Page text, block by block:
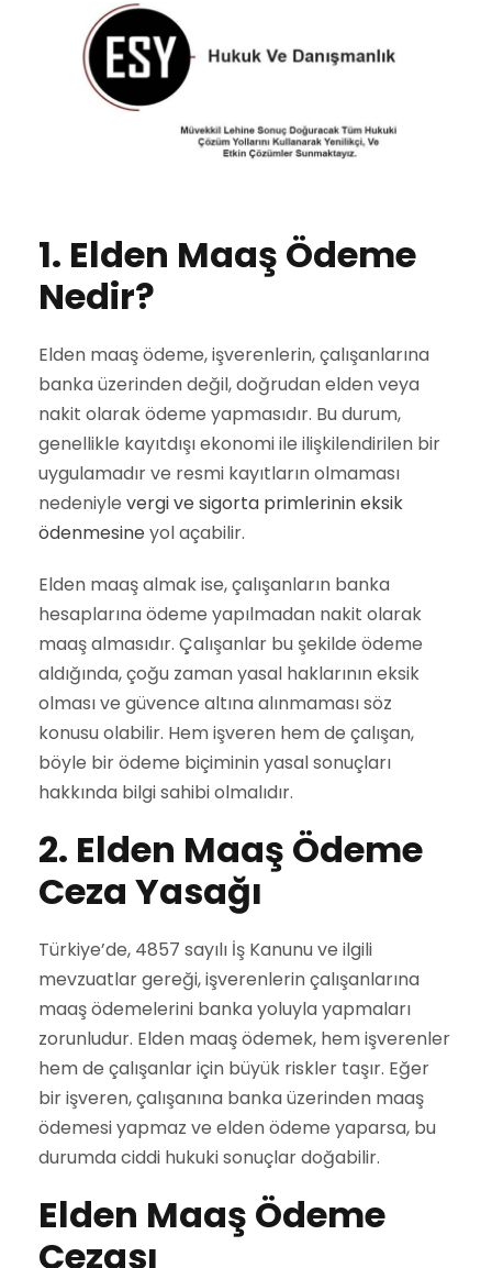
1. Elden Maaş Ödeme
Nedir?
Elden maaş ödeme, işverenlerin, çalışanlarına
banka üzerinden değil, doğrudan elden veya
nakit olarak ödeme yapmasıdır. Bu durum,
genellikle kayıtdışı ekonomi ile ilişkilendirilen bir
uygulamadır ve resmi kayıtların olmaması
nedeniyle vergi ve sigorta primlerinin eksik
ödenmesineyol açabilir.
Elden maaş almak ise, çalışanların banka
hesaplarına ödeme yapılmadan nakit olarak
maaş almasıdır. Çalışanlar bu şekilde ödeme
aldığında, çoğu zaman yasal haklarının eksik
olması ve güvence altına alınmaması söz
konusu olabilir. Hem işveren hem de çalışan,
böyle bir ödeme biçiminin yasal sonuçları
hakkında bilgi sahibi olmalıdır.
2. Elden Maaş Ödeme
Ceza Yasağı
Türkiye’de, 4857 sayılı İş Kanunu ve ilgili
mevzuatlar gereği, işverenlerin çalışanlarına
maaş ödemelerini banka yoluyla yapmaları
zorunludur. Elden maaş ödemek, hem işverenler
hem de çalışanlar için büyük riskler taşır. Eğer
bir işveren, çalışanına banka üzerinden maaş
ödemesi yapmaz ve elden ödeme yaparsa, bu
durumda ciddi hukuki sonuçlar doğabilir.
Elden Maaş Ödeme
Cezası